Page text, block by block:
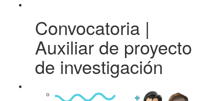
Convocatoria |
Auxiliar de proyecto
de investigación